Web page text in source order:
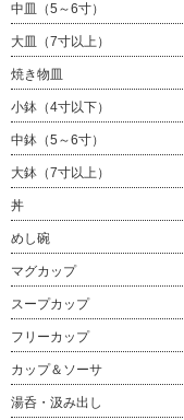
中皿（5～6寸）
大皿（7寸以上）
焼き物皿
小鉢（4寸以下）
中鉢（5～6寸）
大鉢（7寸以上）
丼
めし碗
マグカップ
スープカップ
フリーカップ
カップ＆ソーサ
湯呑・汲み出し